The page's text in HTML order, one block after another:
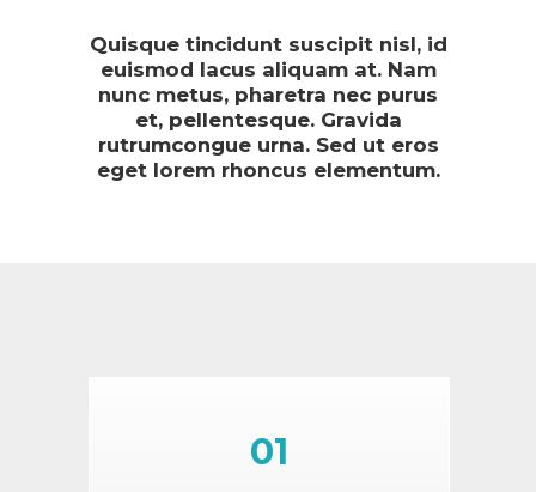
Quisque tincidunt suscipit nisl, id
euismod lacus aliquam at. Nam
nunc metus, pharetra nec purus
et, pellentesque. Gravida
rutrumcongue urna. Sed ut eros
eget lorem rhoncus elementum.
01